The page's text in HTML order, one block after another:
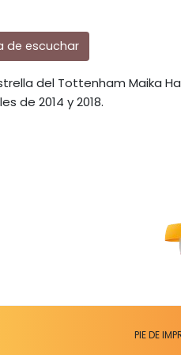
de escuchar
del Tottenham Maika
de 2014 y 2018.
PIE DE